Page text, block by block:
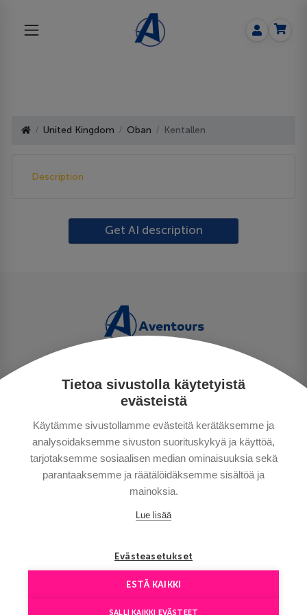
Tietoa sivustolla käytetyistä
evästeistä
Käytämme sivustollamme evästeitä kerätäksemme ja
analysoidaksemme sivuston suorituskykyä ja käyttöä,
tarjotaksemme sosiaalisen median ominaisuuksia sekä
parantaaksemme ja räätälöidäksemme sisältöä ja
mainoksia.
Lue lisää
Evästeasetukset
ESTÄ KAIKKI
SALLI KAIKKI EVÄSTEET
United Kingdom Oban Kentallen
Description
Get AI description
PRIVACY POLICY
MAKSUTAVAT
GENERAL CONDITIONS
GOOD TO KNOW
CONTACTS
Copyright © Aventours 2026